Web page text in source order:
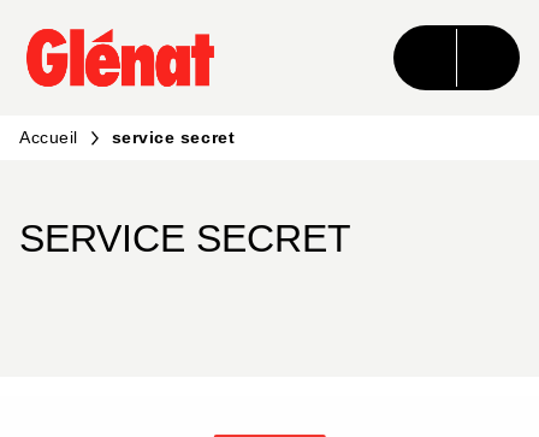
MENU RECHERCHE CONTENU
PIED DE PAGE
Accueil service secret
SERVICE SECRET